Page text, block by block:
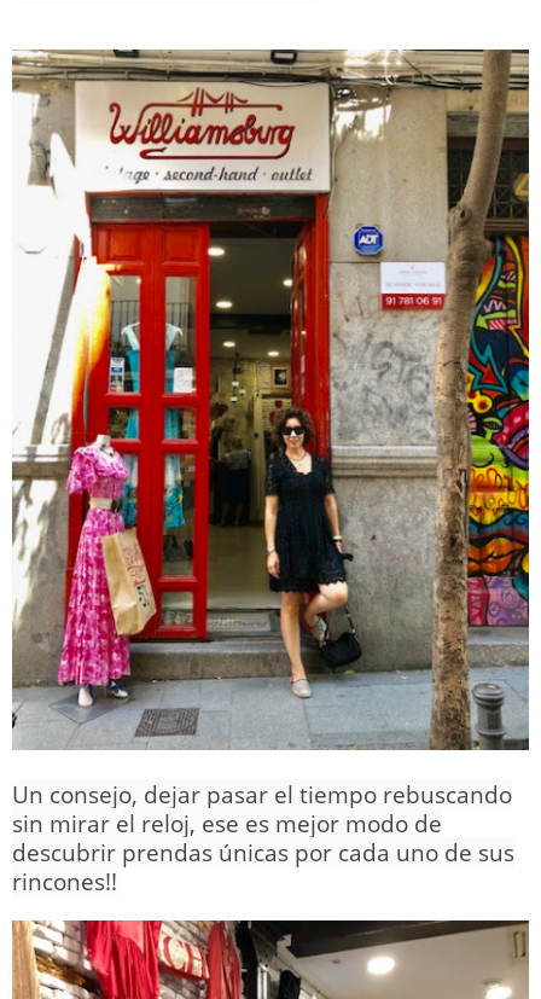
Un consejo, dejar pasar el tiempo rebuscando
sin mirar el reloj, ese es mejor modo de
descubrir prendas únicas por cada uno de sus
rincones!!